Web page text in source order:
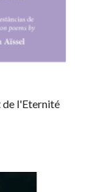
de l'Eternité